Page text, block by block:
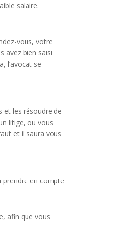
salaire.
vous, votre
avez bien saisi
l’avocat se
et les résoudre de
litige, ou vous
et il saura vous
prendre en compte
afin que vous